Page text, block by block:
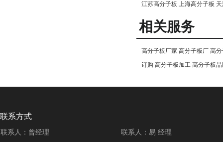
江苏高分子板 上海高分子板
相关服务
高分子板厂家 高分子板厂 高
订购 高分子板加工 高分子板
联系方式
联系人：曾经理 联系人：易 经理